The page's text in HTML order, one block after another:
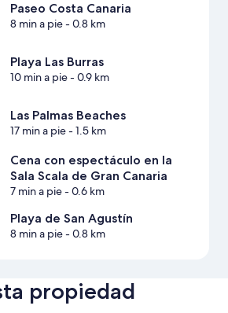
Paseo Costa Canaria
8 min a pie- 0.8 km
Playa Las Burras
10 min a pie- 0.9 km
Las Palmas Beaches
17 min a pie- 1.5 km
Cena con espectáculo en la
Sala Scala de Gran Canaria
7 min a pie- 0.6 km
Playa de San Agustín
8 min a pie- 0.8 km
propiedad